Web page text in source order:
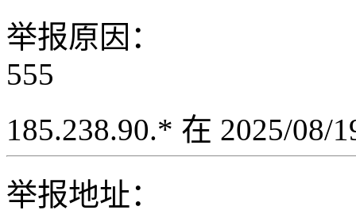
举报原因：
555
185.238.90.* 在 2025/08/
举报地址：